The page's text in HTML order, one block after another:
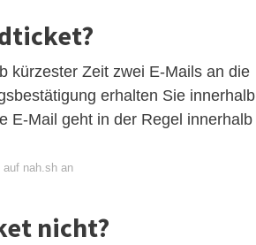
kürzester Zeit zwei E-Mails an die
erhalten Sie innerhalb
E-Mail geht in der Regel innerhalb
nah.sh an
nicht?